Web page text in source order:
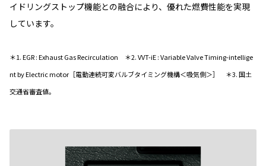
イドリングストップ機能との融合により、優れた燃費性能を実現
しています。
＊1. EGR : Exhaust Gas Recirculation ＊2. VVT-iE : Variable Valve Timing-intellige
nt by Electric motor［電動連続可変バルブタイミング機構＜吸気側＞］ ＊3. 国土
交通省審査値。